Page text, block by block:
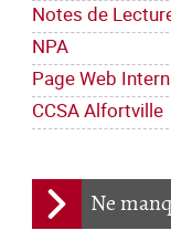
Notes de
NPA
Page Web
CCSA Alfortville
Ne